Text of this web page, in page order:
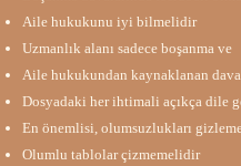
Aile hukukunu iyi bilmelidir​
Uzmanlık alanı sadece boşanma ve
Aile hukukundan kaynaklanan
Dosyadaki her ihtimali açıkça dile
En önemlisi, olumsuzlukları
Olumlu tablolar çizmemelidir​